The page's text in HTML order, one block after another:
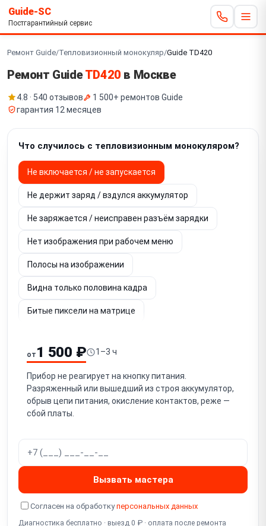
Guide-SC
Постгарантийный сервис
Ремонт Guide/Тепловизионный монокуляр/Guide TD420
Ремонт GuideTD420 в Москве
4.8 · 540 отзывов
1 500+ ремонтов Guide
гарантия 12 месяцев
Что случилось с тепловизионным монокуляром?
Не включается / не запускается
Не держит заряд / вздулся аккумулятор
Не заряжается / неисправен разъём зарядки
Нет изображения при рабочем меню
Полосы на изображении
Видна только половина кадра
Битые пиксели на матрице
Не работает энкодер / кнопки управления
Заклинило кольцо фокусировки / не фокусируется
Не регулируется диоптрийная подстройка окуляра
Повреждение объектива (германиевой линзы)
Не работает Wi-Fi / стриминг
Не работает встроенный дальномер
от 1 500 ₽ 1–3 ч
Прибор не реагирует на кнопку питания.
Разряженный или вышедший из строя аккумулятор,
обрыв цепи питания, окисление контактов, реже —
сбой платы.
Вызвать мастера
Согласен на обработкуперсональных данных
Диагностика бесплатно · выезд 0 ₽ · оплата после ремонта